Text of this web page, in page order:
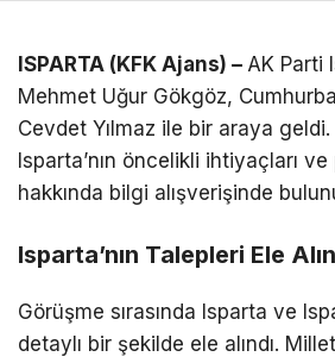
ISPARTA (KFK Ajans) – AK Parti
Mehmet Uğur Gökgöz,
Cevdet Yılmaz ile bir araya
Isparta’nın öncelikli ihtiyaçları
hakkında bilgi alışverişinde
Isparta’nın Talepleri Ele
Görüşme sırasında Isparta ve
detaylı bir şekilde ele alındı.